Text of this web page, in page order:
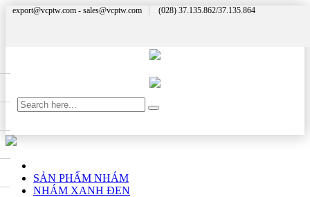
export@vcptw.com - sales@vcptw.com (028) 37.135.862/37.135.864
SẢN PHẨM NHÁM
NHÁM XANH ĐEN